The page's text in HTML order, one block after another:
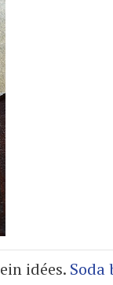
idées. Soda